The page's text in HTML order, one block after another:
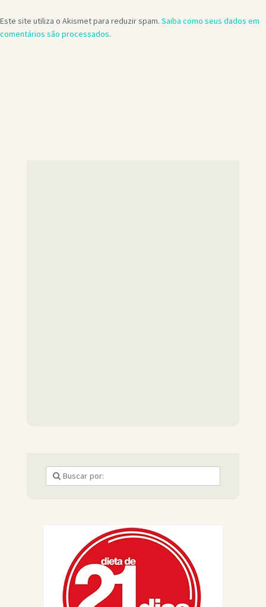
Este site utiliza o Akismet para reduzir spam. Saiba como seus dados em
comentários são processados.